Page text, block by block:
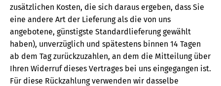
zusätzlichen Kosten, die sich daraus ergeben, dass Sie
eine andere Art der Lieferung als die von uns
angebotene, günstigste Standardlieferung gewählt
haben), unverzüglich und spätestens binnen 14 Tagen
ab dem Tag zurückzuzahlen, an dem die Mitteilung über
Ihren Widerruf dieses Vertrages bei uns eingegangen ist.
Für diese Rückzahlung verwenden wir dasselbe